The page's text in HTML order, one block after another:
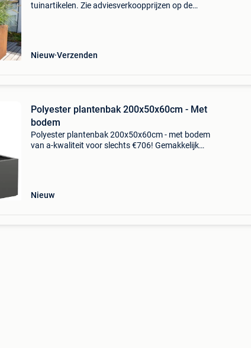
tuinartikelen. Zie adviesverkoopprijzen op de
Nieuw Verzenden
Polyester plantenbak 200x50x60cm - Met
bodem
Polyester plantenbak 200x50x60cm - met bodem
van a-kwaliteit voor slechts €706! Gemakkelijk
Nieuw